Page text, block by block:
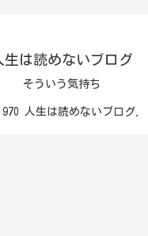
生は読めないブログ
そういう気持ち
人生は読めないブログ.